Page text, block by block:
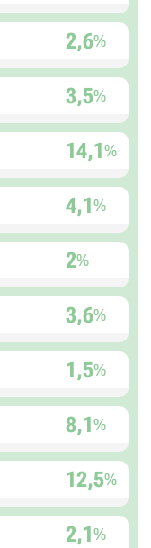
2,6%
3,5%
14,1%
4,1%
2%
3,6%
1,5%
8,1%
12,5%
2,1%